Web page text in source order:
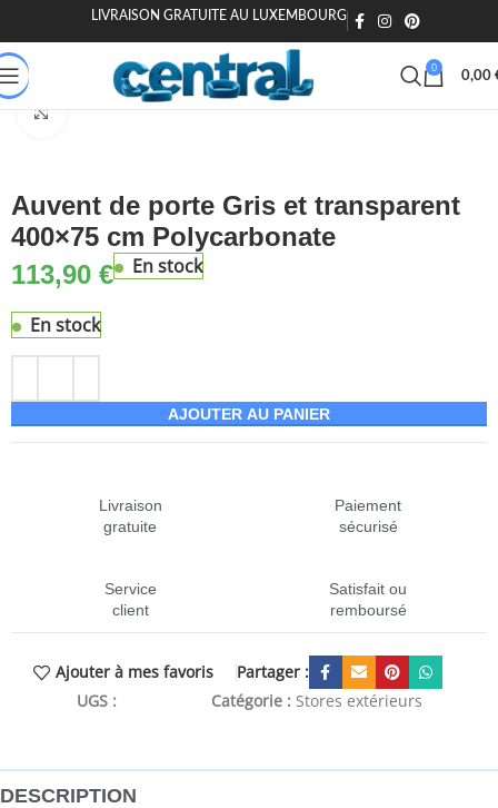
LIVRAISON GRATUITE AU LUXEMBOURG
0
0,00
& Jardin Jardin & extérieur Mobilier de jardin Stores extérieurs
Auvent de porte Gris et transparent
400×75 cm Polycarbonate
113,90 € En stock
En stock
AJOUTER AU PANIER
Livraison
gratuite
Paiement
sécurisé
Service
client
Satisfait ou
remboursé
Ajouter à mes favoris
Partager :
UGS :
Catégorie : Stores extérieurs
DESCRIPTION
🎁 20€ offerts dès 200€ - Code : MOIEN20🏷️ 15€ dès 120€ -